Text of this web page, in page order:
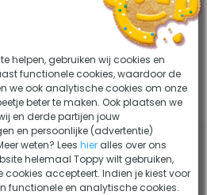
zwembad
over gardipool
helpen, gebruiken wij cookies en
functionele cookies, waardoor de
we ook analytische cookies om onze
beter te maken. Ook plaatsen we
en derde partijen jouw
en persoonlijke (advertentie)
weten? Leeshier alles over ons
helemaal Toppy wilt gebruiken,
accepteert. Indien je kiest voor
functionele en analytische cookies.